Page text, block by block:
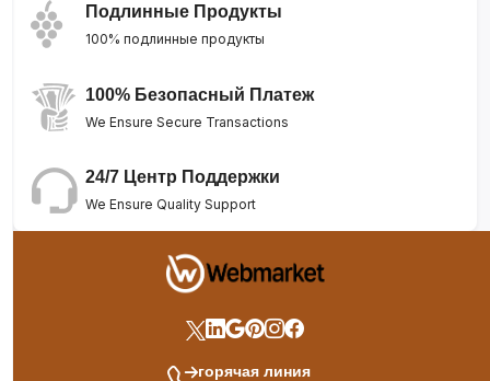
Подлинные Продукты
100% подлинные продукты
100% Безопасный Платеж
We Ensure Secure Transactions
24/7 Центр Поддержки
We Ensure Quality Support
горячая линия